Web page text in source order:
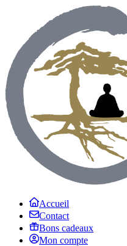
Accueil
Contact
Bons cadeaux
Mon compte